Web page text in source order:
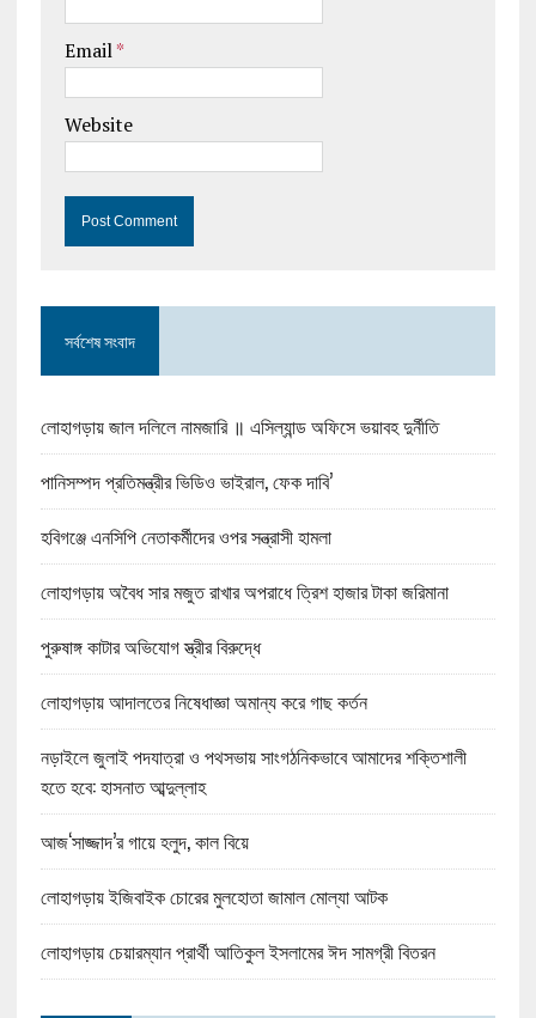
Email*
Website
সর্বশেষ সংবাদ
লোহাগড়ায় জাল দলিলে নামজারি ॥ এসিল্যান্ড অফিসে ভয়াবহ দুর্নীতি
পানিসম্পদ প্রতিমন্ত্রীর ভিডিও ভাইরাল, ফেক দাবি’
হবিগঞ্জে এনসিপি নেতাকর্মীদের ওপর সন্ত্রাসী হামলা
লোহাগড়ায় অবৈধ সার মজুত রাখার অপরাধে ত্রিশ হাজার টাকা জরিমানা
পুরুষাঙ্গ কাটার অভিযোগ স্ত্রীর বিরুদ্ধে
লোহাগড়ায় আদালতের নিষেধাজ্ঞা অমান্য করে গাছ কর্তন
নড়াইলে জুলাই পদযাত্রা ও পথসভায় সাংগঠনিকভাবে আমাদের শক্তিশালী
হতে হবে: হাসনাত আব্দুল্লাহ
আজ‘সাজ্জাদ’র গায়ে হলুদ, কাল বিয়ে
লোহাগড়ায় ইজিবাইক চোরের মুলহোতা জামাল মোল্যা আটক
লোহাগড়ায় চেয়ারম্যান প্রার্থী আতিকুল ইসলামের ঈদ সামগ্রী বিতরন